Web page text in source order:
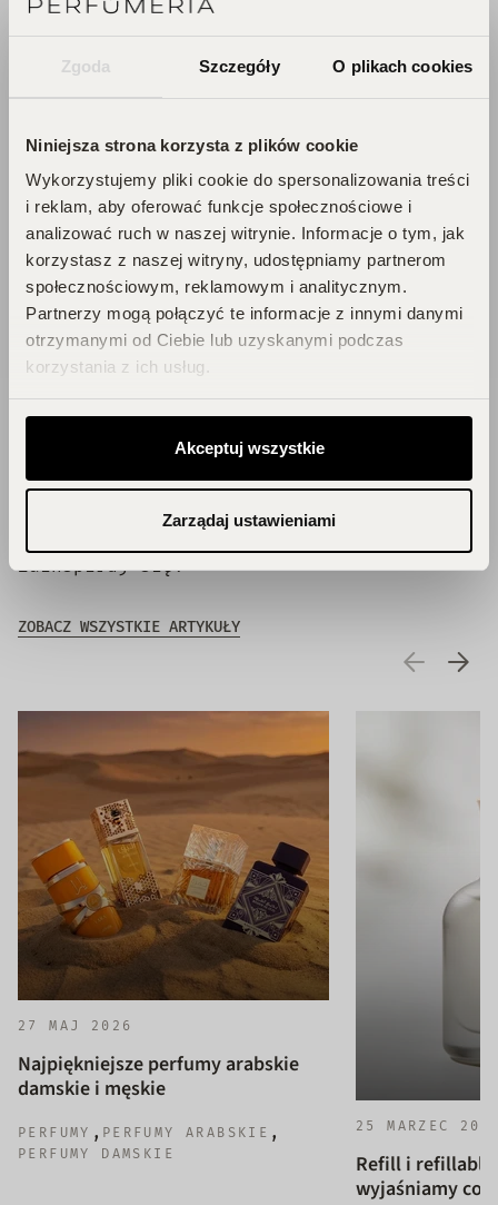
Zgoda Szczegóły O plikach cookies
Niniejsza strona korzysta z plików cookie
Wykorzystujemy pliki cookie do spersonalizowania treści
i reklam, aby oferować funkcje społecznościowe i
analizować ruch w naszej witrynie. Informacje o tym, jak
korzystasz z naszej witryny, udostępniamy partnerom
społecznościowym, reklamowym i analitycznym.
Partnerzy mogą połączyć te informacje z innymi danymi
otrzymanymi od Ciebie lub uzyskanymi podczas
korzystania z ich usług.
Akceptuj wszystkie
Zarządaj ustawieniami
PERFUCLUB!
Każde zakupy to krok w stronę Twojego
Ciebie zniżki i prezenty, których nie
chcesz przegapić!
Zbieraj punkty, odkrywaj emocje,
odbieraj flakony!
DOŁĄCZ DO KLUBU!
Blog
Zainspiruj się!
ZOBACZ WSZYSTKIE ARTYKUŁY
27 MAJ 2026
Najpiękniejsze perfumy arabskie
damskie i męskie
PERFUMY , PERFUMY ARABSKIE ,
PERFUMY DAMSKIE
25 MARZEC
Refill i refillable
wyjaśniamy co